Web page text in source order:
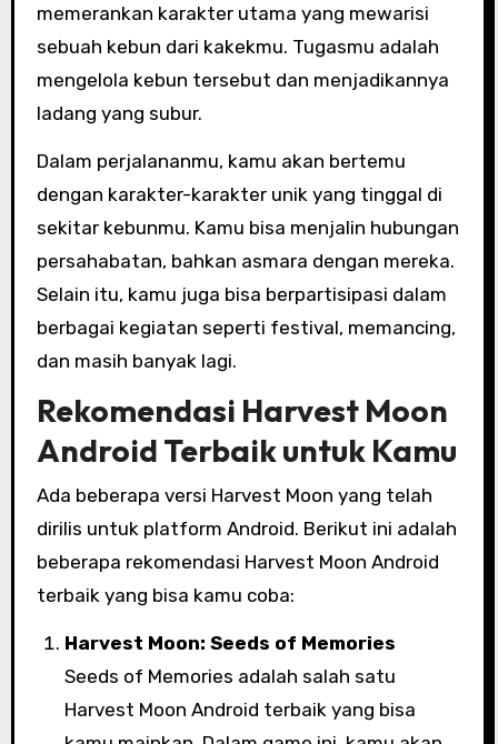
memerankan karakter utama yang mewarisi
sebuah kebun dari kakekmu. Tugasmu adalah
mengelola kebun tersebut dan menjadikannya
ladang yang subur.
Dalam perjalananmu, kamu akan bertemu
dengan karakter-karakter unik yang tinggal di
sekitar kebunmu. Kamu bisa menjalin hubungan
persahabatan, bahkan asmara dengan mereka.
Selain itu, kamu juga bisa berpartisipasi dalam
berbagai kegiatan seperti festival, memancing,
dan masih banyak lagi.
Rekomendasi Harvest Moon
Android Terbaik untuk Kamu
Ada beberapa versi Harvest Moon yang telah
dirilis untuk platform Android. Berikut ini adalah
beberapa rekomendasi Harvest Moon Android
terbaik yang bisa kamu coba:
Harvest Moon: Seeds of Memories
Seeds of Memories adalah salah satu
Harvest Moon Android terbaik yang bisa